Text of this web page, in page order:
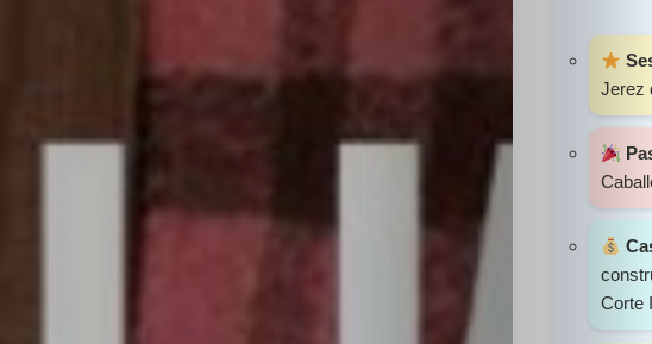
Search
Jerez
Corte